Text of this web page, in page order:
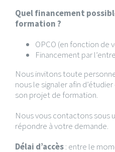
Quel financement
formation ?
OPCO (en fonction de
Financement par
Nous invitons toute
nous le signaler afin
son projet de formation.
Nous vous contactons sous
répondre à votre demande.
Délai d’accès: entre le